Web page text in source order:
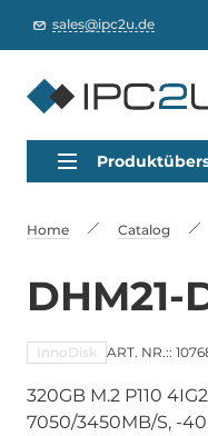
sales@ipc2u.de
Home Catalog
DHM21-
InnoDisk ART. NR.::
320GB M.2 P110
7050/3450MB/S, -